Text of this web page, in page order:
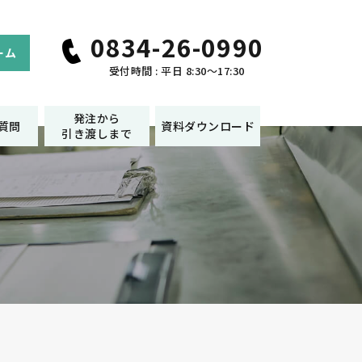
ム 0834-26-0990
受付時間 : 平日 8:30～17:30
問
発注から
引き渡しまで
資料ダウンロード